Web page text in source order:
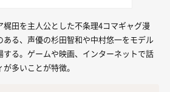
梶田を主人公とした不条理4コマギャグ漫
る、声優の杉田智和や中村悠一をモデル
する。ゲームや映画、インターネットで話
多いことが特徴。